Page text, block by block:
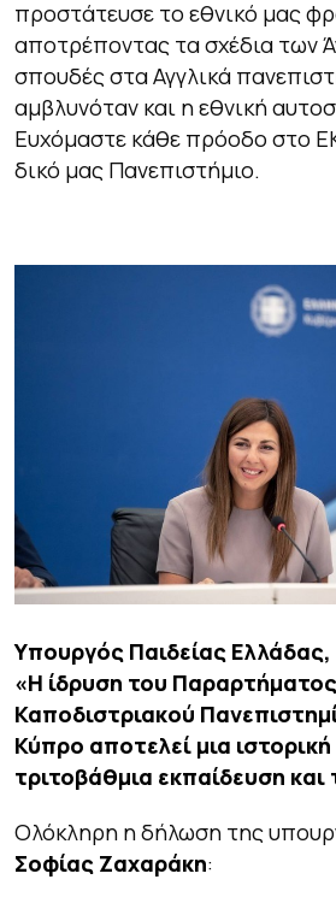
προστάτευσε το εθνικό μας
αποτρέποντας τα σχέδια των
σπουδές στα Αγγλικά
αμβλυνόταν και η εθνική
Ευχόμαστε κάθε πρόοδο στο
δικό μας Πανεπιστήμιο.
Υπουργός Παιδείας
«Η ίδρυση του
Καποδιστριακού
Κύπρο αποτελεί μια ιστορική
τριτοβάθμια εκπαίδευση και
Ολόκληρη η δήλωση της
Σοφίας Ζαχαράκη: